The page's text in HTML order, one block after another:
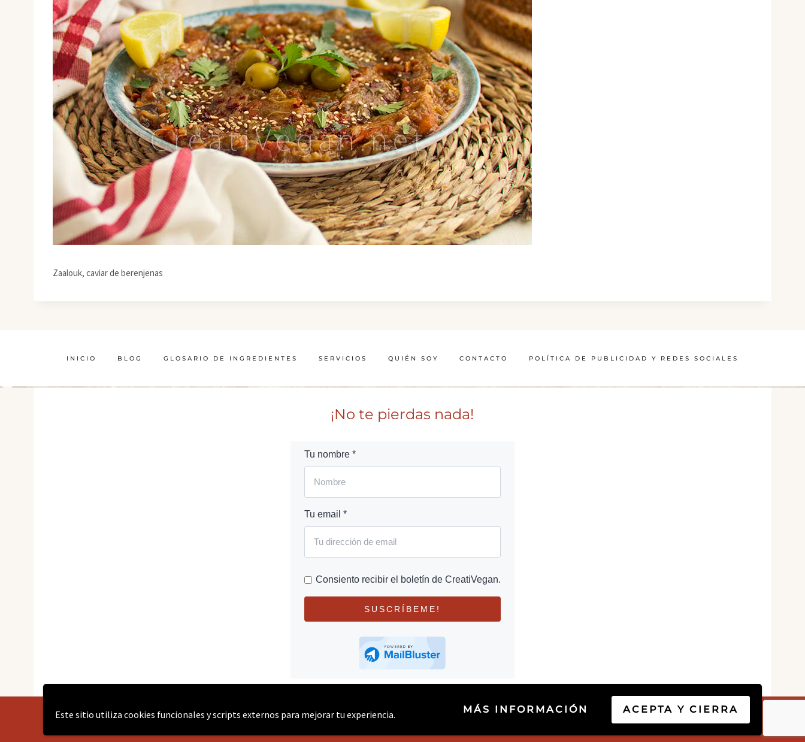
Este sitio utiliza cookies funcionales y scripts externos para mejorar tu experiencia. MÁS INFORMACIÓN ACEPTA Y CIERRA
Zaalouk, caviar de berenjenas
INICIO BLOG GLOSARIO DE INGREDIENTES SERVICIOS QUIÉN SOY CONTACTO POLÍTICA DE PUBLICIDAD Y REDES SOCIALES
¡No te pierdas nada!
Tu nombre *
Tu email *
Consiento recibir el boletín de CreatiVegan.
SUSCRÍBEME!
© 2026 CREATIVEGAN.NET